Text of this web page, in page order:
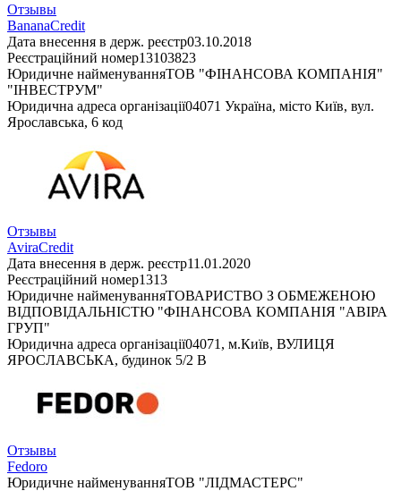
Отзывы
BananaCredit
Дата внесення в держ. реєстр03.10.2018
Реєстраційний номер13103823
Юридичне найменуванняТОВ "ФІНАНСОВА КОМПАНІЯ"
"ІНВЕСТРУМ"
Юридична адреса організації04071 Україна, місто Київ, вул.
Ярославська, 6 код
Отзывы
AviraCredit
Дата внесення в держ. реєстр11.01.2020
Реєстраційний номер1313
Юридичне найменуванняТОВАРИСТВО З ОБМЕЖЕНОЮ
ВІДПОВІДАЛЬНІСТЮ "ФІНАНСОВА КОМПАНІЯ "АВІРА
ГРУП"
Юридична адреса організації04071, м.Київ, ВУЛИЦЯ
ЯРОСЛАВСЬКА, будинок 5/2 В
Отзывы
Fedoro
Юридичне найменуванняТОВ "ЛІДМАСТЕРС"